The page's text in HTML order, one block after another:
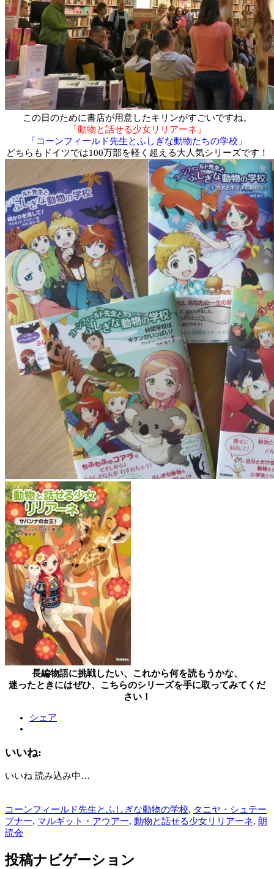
この日のために書店が用意したキリンがすごいですね。
「動物と話せる少女リリアーネ」
「コーンフィールド先生とふしぎな動物たちの学校」
どちらもドイツでは100万部を軽く超える大人気シリーズです！
長編物語に挑戦したい、これから何を読もうかな、
迷ったときにはぜひ、こちらのシリーズを手に取ってみてくだ
さい！
シェア
いいね:
いいね 読み込み中…
コーンフィールド先生とふしぎな動物の学校, タニヤ・シュテー
ブナー, マルギット・アウアー, 動物と話せる少女リリアーネ, 朗
読会
投稿ナビゲーション